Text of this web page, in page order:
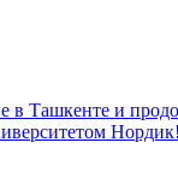
в Ташкенте и
Нордик!